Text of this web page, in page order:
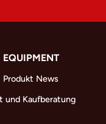
EQUIPMENT
Produkt News
und Kaufberatung